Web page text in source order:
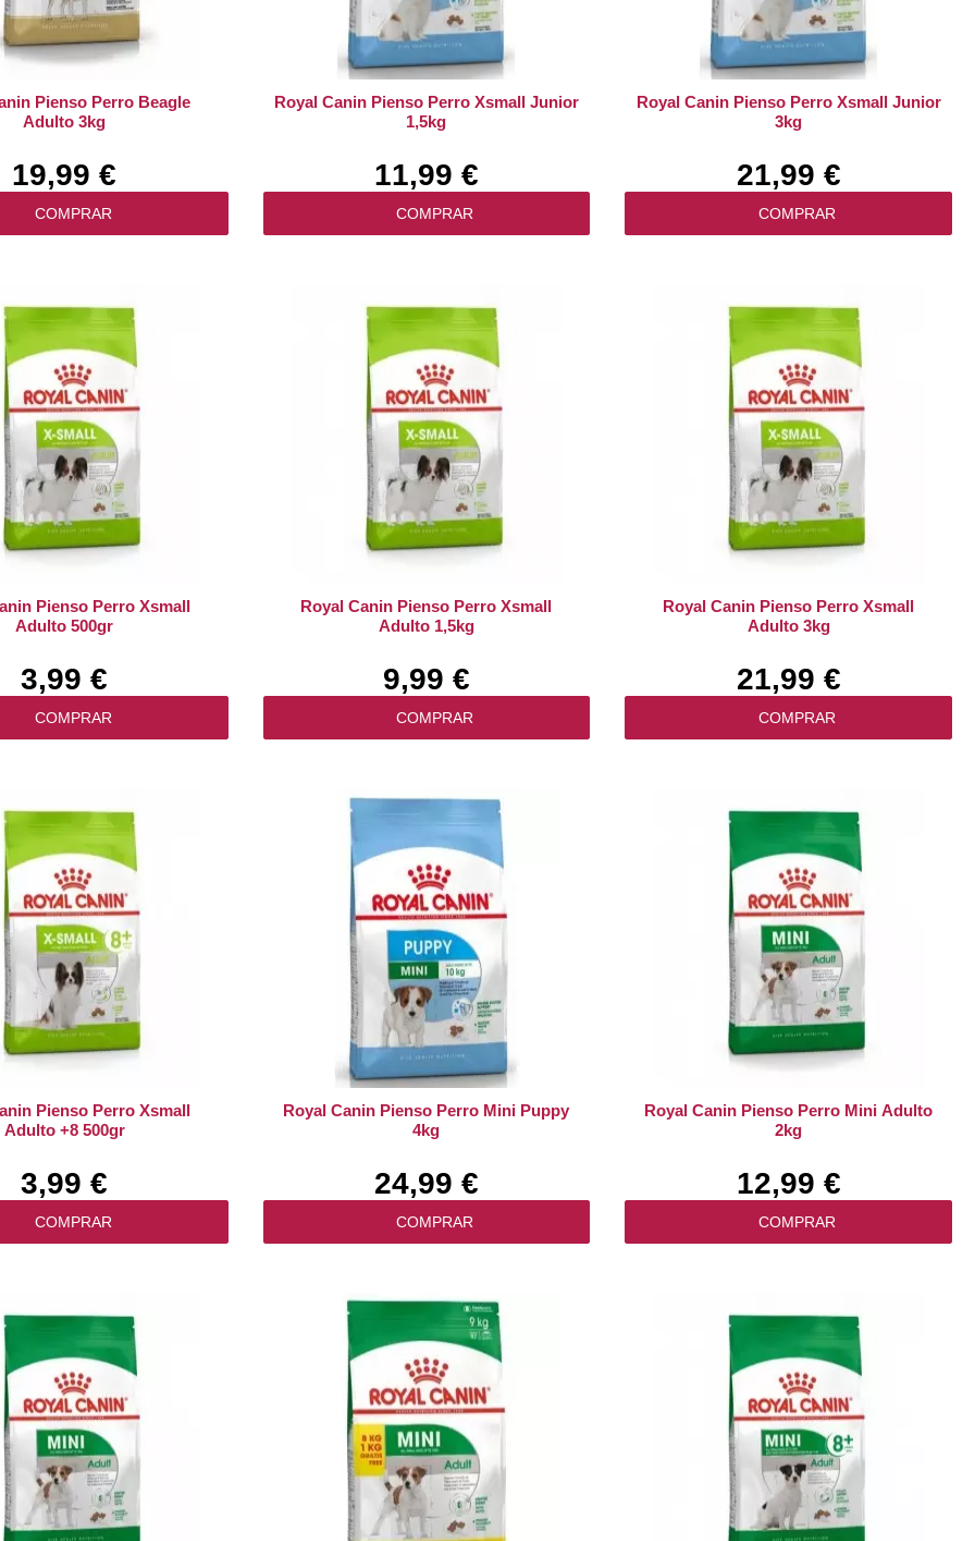
Pienso Perro Beagle
Adulto 3kg
19,99 €
COMPRAR
Royal Canin Pienso Perro Xsmall Junior
1,5kg
11,99 €
COMPRAR
Royal Canin Pienso Perro Xsmall Junior
3kg
21,99 €
COMPRAR
Pienso Perro Xsmall
Adulto 500gr
3,99 €
COMPRAR
Royal Canin Pienso Perro Xsmall
Adulto 1,5kg
9,99 €
COMPRAR
Royal Canin Pienso Perro Xsmall
Adulto 3kg
21,99 €
COMPRAR
Pienso Perro Xsmall
Adulto +8 500gr
3,99 €
COMPRAR
Royal Canin Pienso Perro Mini Puppy
4kg
24,99 €
COMPRAR
Royal Canin Pienso Perro Mini Adulto
2kg
12,99 €
COMPRAR